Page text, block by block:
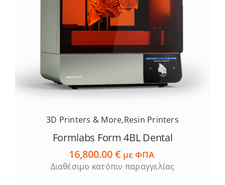
3D Printers & More,Resin Printers
Formlabs Form 4BL Dental
16,800.00€ με ΦΠΑ
Διαθέσιμο κατόπιν παραγγελίας